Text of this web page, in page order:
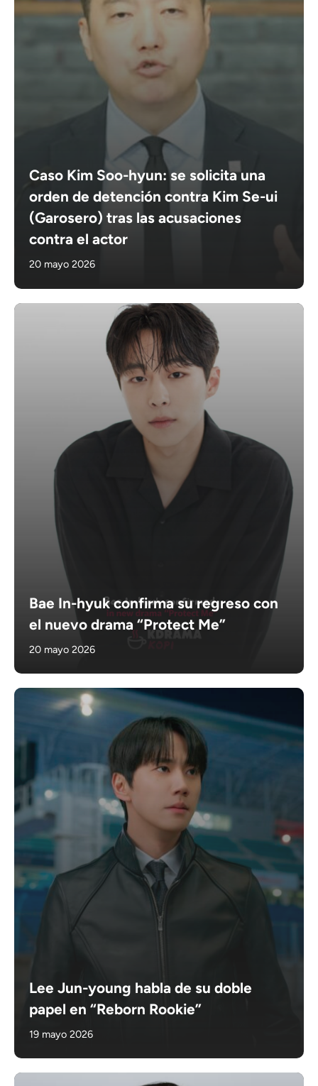
Caso Kim Soo-hyun: se solicita una
orden de detención contra Kim Se-ui
(Garosero) tras las acusaciones
contra el actor
20 mayo 2026
Bae In-hyuk confirma su regreso con
el nuevo drama “Protect Me”
20 mayo 2026
Lee Jun-young habla de su doble
papel en “Reborn Rookie”
19 mayo 2026